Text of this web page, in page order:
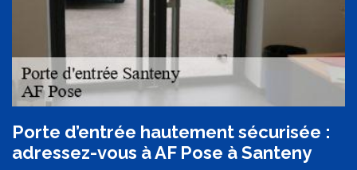
Porte d’entrée hautement sécurisée :
adressez-vous à AF Pose à Santeny